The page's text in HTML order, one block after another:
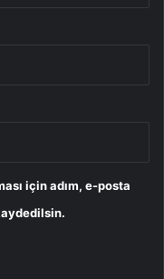
için adım, e-posta